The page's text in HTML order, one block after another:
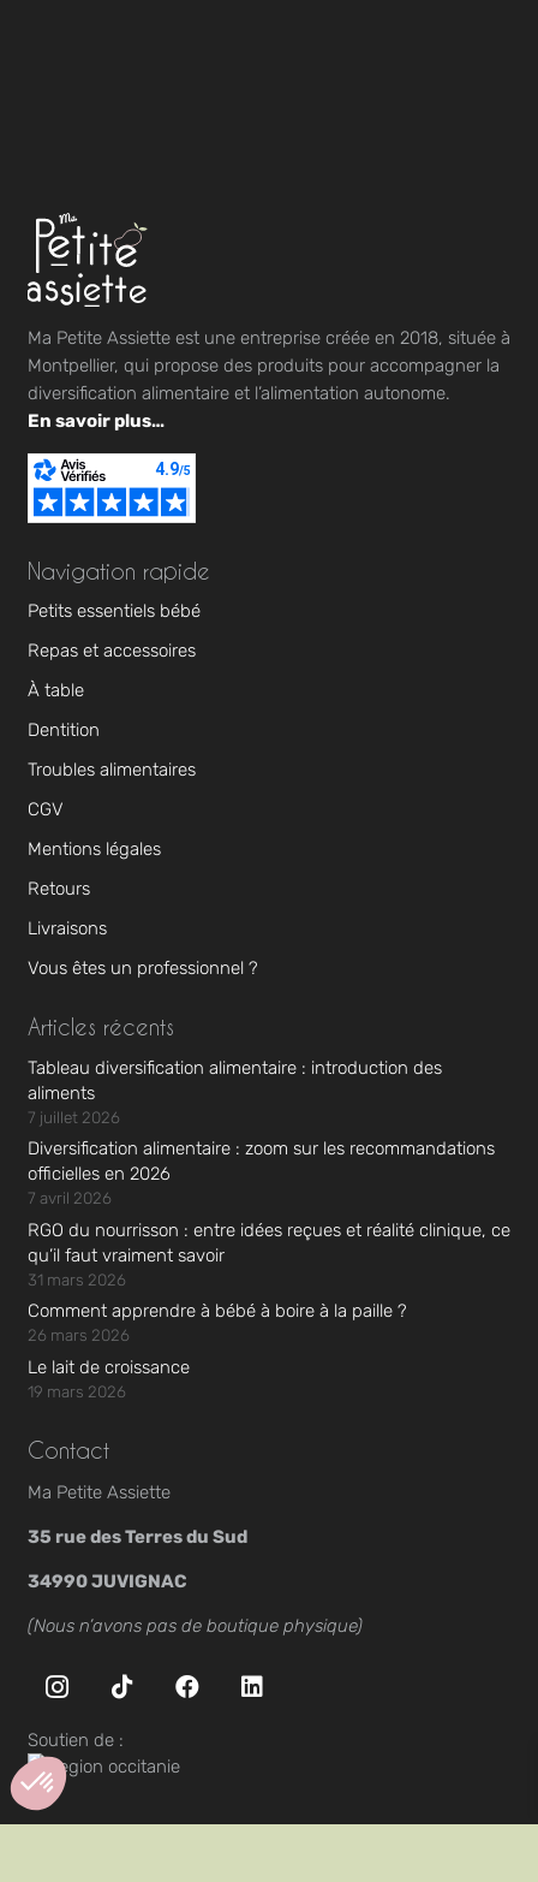
Ma Petite Assiette est une entreprise créée en 2018, située à
Montpellier, qui propose des produits pour accompagner la
diversification alimentaire et l’alimentation autonome.
En savoir plus…
Navigation rapide
Petits essentiels bébé
Repas et accessoires
À table
Dentition
Troubles alimentaires
CGV
Mentions légales
Retours
Livraisons
Vous êtes un professionnel ?
Articles récents
Tableau diversification alimentaire : introduction des
aliments
7 juillet 2026
Diversification alimentaire : zoom sur les recommandations
officielles en 2026
7 avril 2026
RGO du nourrisson : entre idées reçues et réalité clinique, ce
qu’il faut vraiment savoir
31 mars 2026
Comment apprendre à bébé à boire à la paille ?
26 mars 2026
Le lait de croissance
19 mars 2026
Contact
Ma Petite Assiette
35 rue des Terres du Sud
34990 JUVIGNAC
(Nous n’avons pas de boutique physique)
Soutien de :